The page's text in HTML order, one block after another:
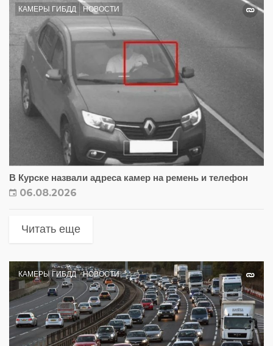
КАМЕРЫ ГИБДД НОВОСТИ
В Курске назвали адреса камер на ремень и телефон
06.08.2026
Читать еще
КАМЕРЫ ГИБДД НОВОСТИ